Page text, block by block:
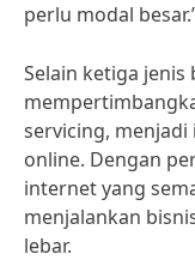
perlu modal
Selain ketiga jenis
servicing,
online. Dengan
internet yang
menjalankan
lebar.